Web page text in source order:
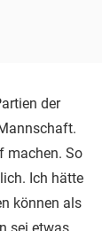
der
machen. So
Ich hätte
können als